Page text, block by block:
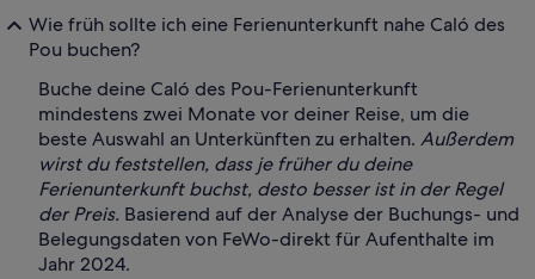
Wie früh sollte ich eine Ferienunterkunft nahe Caló des
Pou buchen?
Buche deine Caló des Pou-Ferienunterkunft
mindestens zwei Monate vor deiner Reise, um die
beste Auswahl an Unterkünften zu erhalten. Außerdem
wirst du feststellen, dass je früher du deine
Ferienunterkunft buchst, desto besser ist in der Regel
der Preis. Basierend auf der Analyse der Buchungs- und
Belegungsdaten von FeWo-direkt für Aufenthalte im
Jahr 2024.